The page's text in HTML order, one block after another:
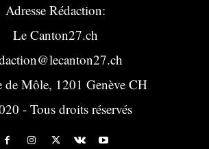
Adresse Rédaction:
Le Canton27.ch
de Môle, 1201 Genève CH
- Tous droits réservés